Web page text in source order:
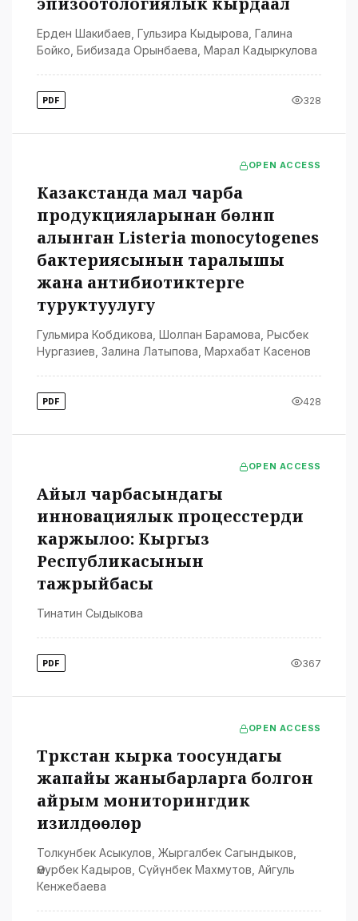
Ерден Шакибаев Гульзира Кыдырова Галина
Бойко Бибизада Орынбаева Марал Кадыркулова
PDF 328
OPEN ACCESS
Казакстанда мал чарба
продукцияларынан бөлүнүп
алынган Listeria monocytogenes
бактериясынын таралышы
жана антибиотиктерге
туруктуулугу
Гульмира Кобдикова Шолпан Барамова Рысбек
Нургазиев Залина Латыпова Мархабат Касенов
PDF 428
OPEN ACCESS
Айыл чарбасындагы
инновациялык процесстерди
каржылоо: Кыргыз
Республикасынын
тажрыйбасы
Тинатин Сыдыкова
PDF 367
OPEN ACCESS
Түркстан кырка тоосундагы
жапайы жаныбарларга болгон
айрым мониторингдик
изилдөөлөр
Толкунбек Асыкулов Жыргалбек Сагындыков
Өмурбек Кадыров Сүйүнбек Махмутов Айгуль
Кенжебаева